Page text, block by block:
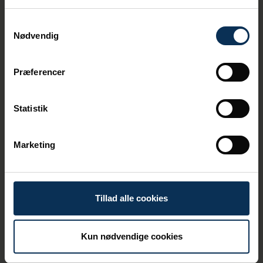
Nødvendig
Præferencer
Statistik
Marketing
Tillad alle cookies
Kun nødvendige cookies
Effektiv risikohåndtering
Der er en række forskellige risici på
havneområdet. Det kan for eksempel være
et skib, der kommer i vanskeligheder, eller
transport af farligt gods. For at forebygge
miljøet og virksomhederne på havneområdet
så effektivt som muligt har vi interne